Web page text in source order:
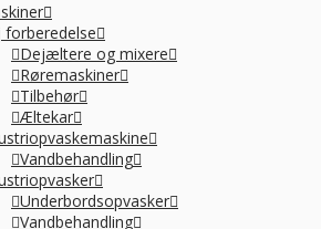
forberedelse
Dejæltere og mixere
Røremaskiner
Tilbehør
Æltekar
Vandbehandling
Underbordsopvasker
Vandbehandling